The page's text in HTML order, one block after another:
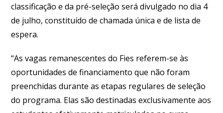
classificação e da pré-seleção será divulgado no dia 4
de julho, constituído de chamada única e de lista de
espera.
“As vagas remanescentes do Fies referem-se às
oportunidades de financiamento que não foram
preenchidas durante as etapas regulares de seleção
do programa. Elas são destinadas exclusivamente aos